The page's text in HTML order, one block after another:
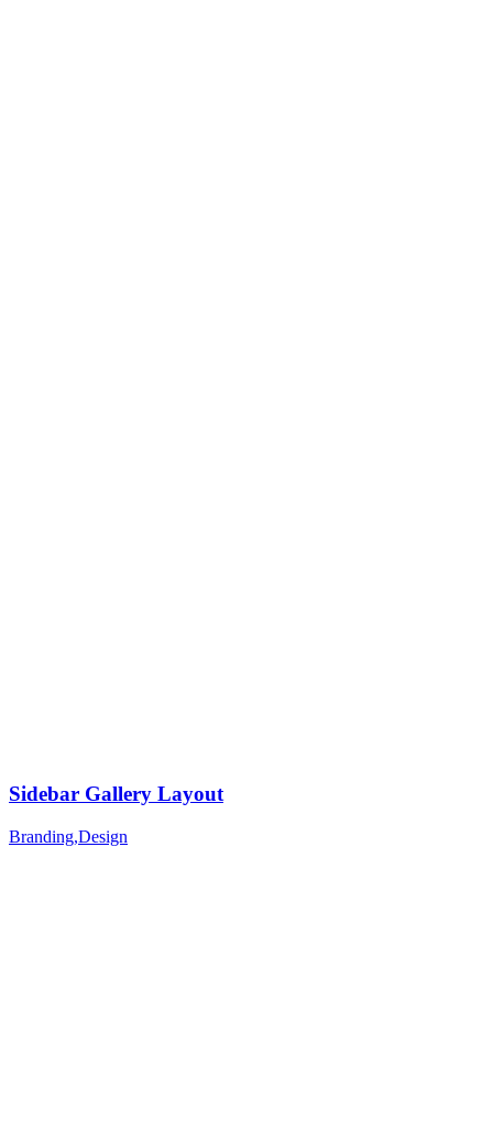
Sidebar Gallery Layout
Branding,Design